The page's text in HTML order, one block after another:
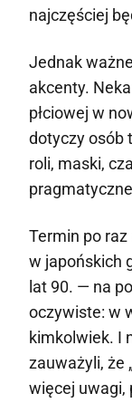
najczęściej
Jednak
akcenty.
płciowej w
dotyczy osób
roli, maski,
Termin po
w japońskich
lat 90. — na
oczywiste: w
kimkolwiek. I
zauważyli, że
więcej uwagi,